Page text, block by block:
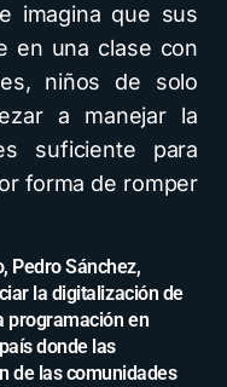
imagina que sus
en una clase con
niños de solo
a manejar la
suficiente para
forma de romper
Pedro Sánchez,
la digitalización de
programación en
donde las
de las comunidades